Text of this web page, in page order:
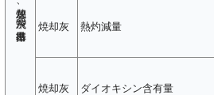
焼却灰、飛灰の排出基準
焼却灰 熱灼減量
焼却灰 ダイオキシン含有量